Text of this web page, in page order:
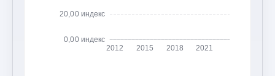
0,00 индекс
20,00 индекс
2012 2015 2018 2021